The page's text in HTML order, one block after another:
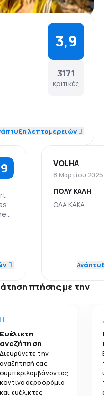
3171
κριτικές
3,9
4,1
3,4
3,4
λεπτομερειών
1,0
3,0
5,0
5,0
5,0
VOLHA
8 Μαρτίου 2025
ΠΟΛΥ ΚΑΛΗ
ΟΛΑ ΚΑΚΑ
Άνεση
Μεταφορά
πτήσης με την
Ευέλικτη
αναζήτηση
Διευρύνετε την
αναζήτησή σας
συμπεριλαμβάνοντας
κοντινά αεροδρόμια
και ευέλικτες